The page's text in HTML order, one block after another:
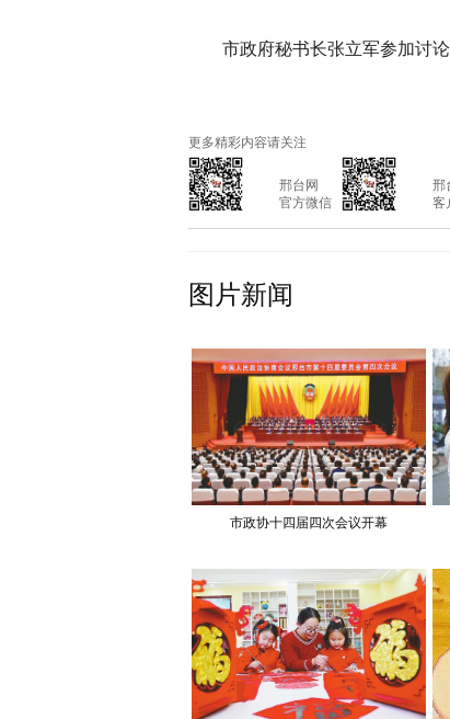
市政府秘书长张立军参加讨
更多精彩内容请关注
			邢台网
			官方微信
			邢台网
			客户端
图片新闻
市政协十四届四次会议开幕